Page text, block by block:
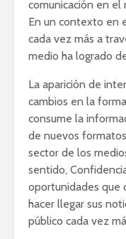
comunicación en el
En un contexto en
cada vez más a
medio ha logrado
La aparición de
cambios en la
consume la
de nuevos
sector de los
sentido,
oportunidades que
hacer llegar sus
público cada vez